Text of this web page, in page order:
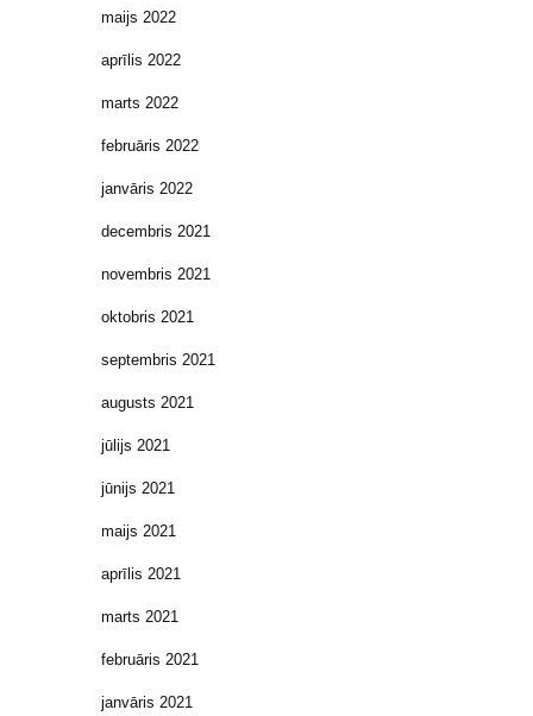
maijs 2022
aprīlis 2022
marts 2022
februāris 2022
janvāris 2022
decembris 2021
novembris 2021
oktobris 2021
septembris 2021
augusts 2021
jūlijs 2021
jūnijs 2021
maijs 2021
aprīlis 2021
marts 2021
februāris 2021
janvāris 2021